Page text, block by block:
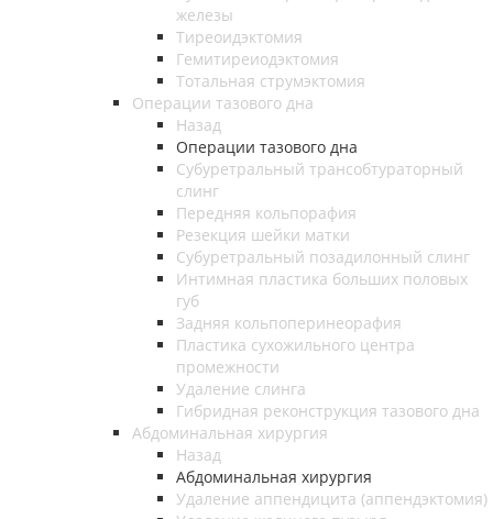
железы
Тиреоидэктомия
Гемитиреиодэктомия
Тотальная струмэктомия
Операции тазового дна
Назад
Операции тазового дна
Субуретральный трансобтураторный
слинг
Передняя кольпорафия
Резекция шейки матки
Субуретральный позадилонный слинг
Интимная пластика больших половых
губ
Задняя кольпоперинеорафия
Пластика сухожильного центра
промежности
Удаление слинга
Гибридная реконструкция тазового дна
Абдоминальная хирургия
Назад
Абдоминальная хирургия
Удаление аппендицита (аппендэктомия)